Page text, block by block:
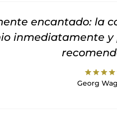
encantado: la
inmediatamente y
starstarstarstar
Georg